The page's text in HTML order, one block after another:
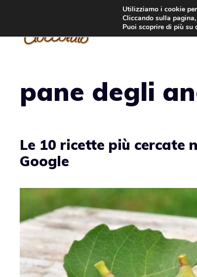
contenuto
pane degli
Le 10 ricette più cercate
Google
Utilizziamo i cookie
Cliccando sulla
Puoi scoprire di più